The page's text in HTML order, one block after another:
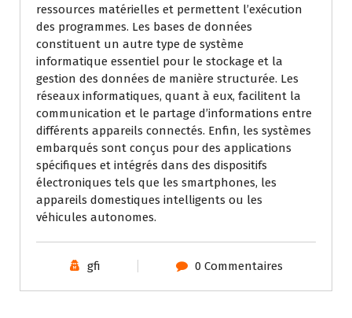
ressources matérielles et permettent l’exécution
des programmes. Les bases de données
constituent un autre type de système
informatique essentiel pour le stockage et la
gestion des données de manière structurée. Les
réseaux informatiques, quant à eux, facilitent la
communication et le partage d’informations entre
différents appareils connectés. Enfin, les systèmes
embarqués sont conçus pour des applications
spécifiques et intégrés dans des dispositifs
électroniques tels que les smartphones, les
appareils domestiques intelligents ou les
véhicules autonomes.
gfi 0 Commentaires